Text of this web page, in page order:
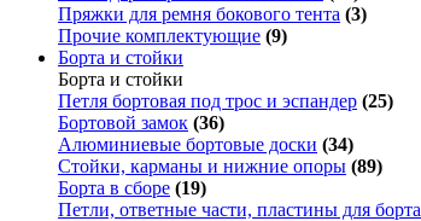
Пряжки для ремня бокового тента (3)
Прочие комплектующие (9)
Борта и стойки
Борта и стойки
Петля бортовая под трос и эспандер (25)
Бортовой замок (36)
Алюминиевые бортовые доски (34)
Стойки, карманы и нижние опоры (89)
Борта в сборе (19)
Петли, ответные части, пластины для борта